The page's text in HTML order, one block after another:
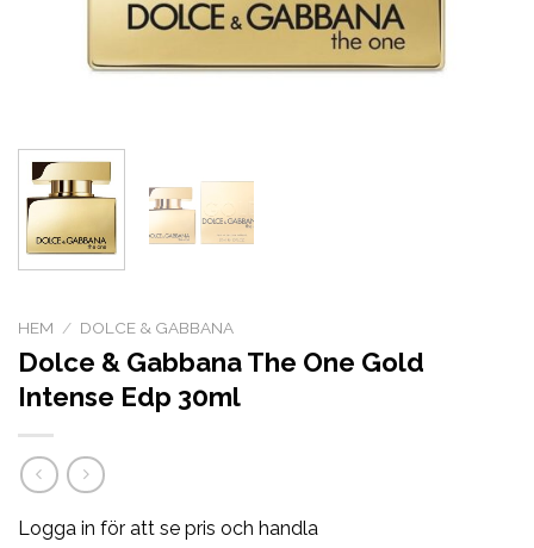
HEM / DOLCE & GABBANA
Dolce & Gabbana The One Gold
Intense Edp 30ml
Logga in för att se pris och handla